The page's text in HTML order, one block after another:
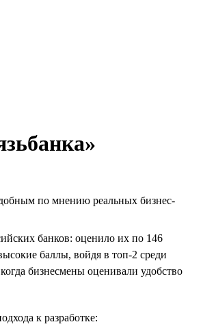
по мнению реальных бизнес-
банков: оценило их по 146
баллы, войдя в топ-2 среди
бизнесмены оценивали удобство
к разработке: